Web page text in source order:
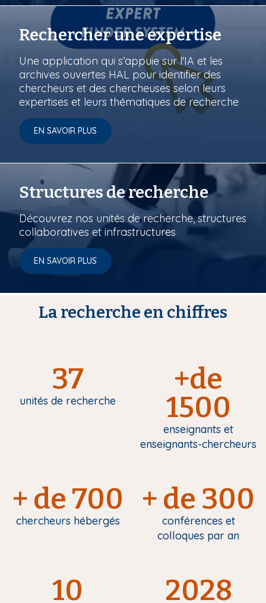
Rechercher une expertise
Une application qui s’appuie sur l'IA et les
archives ouvertes HAL pour identifier des
chercheurs et des chercheuses selon leurs
expertises et leurs thématiques de recherche
EN SAVOIR PLUS
Structures de recherche
Découvrez nos unités de recherche, structures
collaboratives et infrastructures
EN SAVOIR PLUS
La recherche en chiffres
37
unités de recherche
+de
1500
enseignants et
enseignants-chercheurs
+ de 700
chercheurs hébergés
+ de 300
conférences et
colloques par an
10 2028